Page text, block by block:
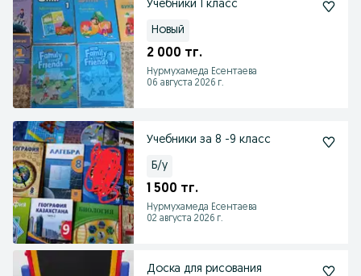
Учебники 1 класс
Новый
2 000 тг.
Нурмухамеда Есентаева
06 августа 2026 г.
Учебники за 8 -9 класс
Б/у
1 500 тг.
Нурмухамеда Есентаева
02 августа 2026 г.
Доска для рисования